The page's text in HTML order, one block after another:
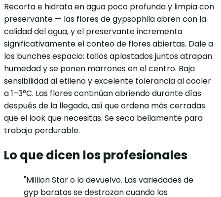
Recorta e hidrata en agua poco profunda y limpia con
preservante — las flores de gypsophila abren con la
calidad del agua, y el preservante incrementa
significativamente el conteo de flores abiertas. Dale a
los bunches espacio: tallos aplastados juntos atrapan
humedad y se ponen marrones en el centro. Baja
sensibilidad al etileno y excelente tolerancia al cooler
a 1–3°C. Las flores continúan abriendo durante días
después de la llegada, así que ordena más cerradas
que el look que necesitas. Se seca bellamente para
trabajo perdurable.
Lo que dicen los profesionales
"Million Star o lo devuelvo. Las variedades de
gyp baratas se destrozan cuando las